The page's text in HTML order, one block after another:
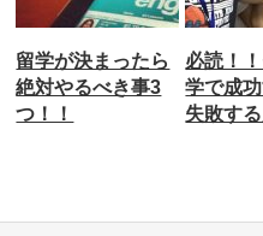
留学が決まったら
絶対やるべき事3
つ！！
必読！
学で成
失敗する